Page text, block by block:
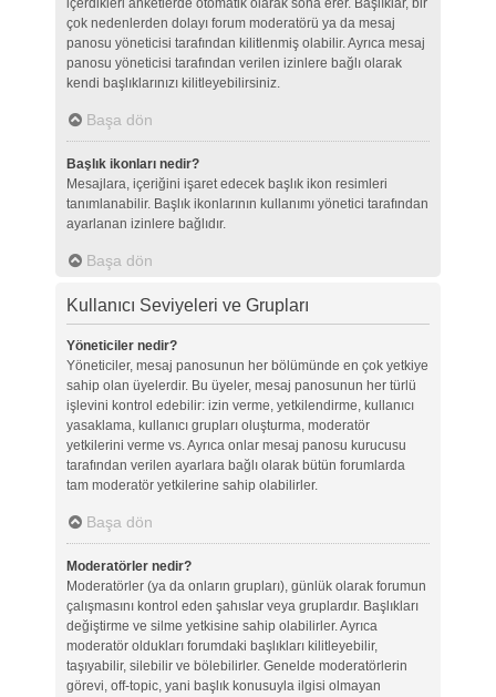
içerdikleri anketlerde otomatik olarak sona erer. Başlıklar, bir
çok nedenlerden dolayı forum moderatörü ya da mesaj
panosu yöneticisi tarafından kilitlenmiş olabilir. Ayrıca mesaj
panosu yöneticisi tarafından verilen izinlere bağlı olarak
kendi başlıklarınızı kilitleyebilirsiniz.
Başa dön
Başlık ikonları nedir?
Mesajlara, içeriğini işaret edecek başlık ikon resimleri
tanımlanabilir. Başlık ikonlarının kullanımı yönetici tarafından
ayarlanan izinlere bağlıdır.
Başa dön
Kullanıcı Seviyeleri ve Grupları
Yöneticiler nedir?
Yöneticiler, mesaj panosunun her bölümünde en çok yetkiye
sahip olan üyelerdir. Bu üyeler, mesaj panosunun her türlü
işlevini kontrol edebilir: izin verme, yetkilendirme, kullanıcı
yasaklama, kullanıcı grupları oluşturma, moderatör
yetkilerini verme vs. Ayrıca onlar mesaj panosu kurucusu
tarafından verilen ayarlara bağlı olarak bütün forumlarda
tam moderatör yetkilerine sahip olabilirler.
Başa dön
Moderatörler nedir?
Moderatörler (ya da onların grupları), günlük olarak forumun
çalışmasını kontrol eden şahıslar veya gruplardır. Başlıkları
değiştirme ve silme yetkisine sahip olabilirler. Ayrıca
moderatör oldukları forumdaki başlıkları kilitleyebilir,
taşıyabilir, silebilir ve bölebilirler. Genelde moderatörlerin
görevi, off-topic, yani başlık konusuyla ilgisi olmayan